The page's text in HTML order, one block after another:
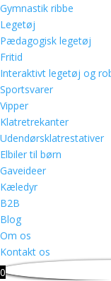
Gymnastik ribbe
Legetøj
Pædagogisk legetøj
Fritid
Interaktivt legetøj og
Sportsvarer
Vipper
Klatretrekanter
Udendørsklatrestativer
Elbiler til børn
Gaveideer
Kæledyr
B2B
Blog
Om os
Kontakt os
0